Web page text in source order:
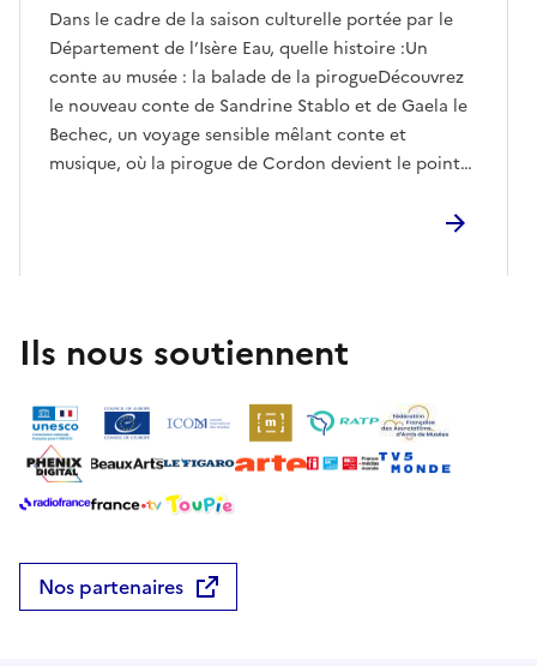
Dans le cadre de la saison culturelle portée par le
Département de l’Isère Eau, quelle histoire :Un
conte au musée : la balade de la pirogueDécouvrez
le nouveau conte de Sandrine Stablo et de Gaela le
Bechec, un voyage sensible mêlant conte et
musique, où la pirogue de Cordon devient le point
mémoire et légendes. Le conte entraîne le public
Ils nous soutiennent
Nos partenaires